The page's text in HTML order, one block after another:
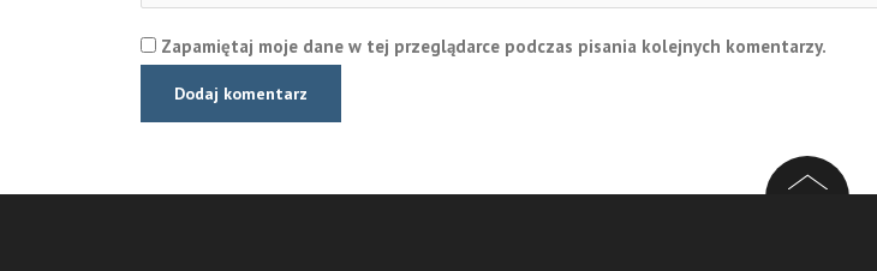
Zapamiętaj moje dane w tej przeglądarce podczas pisania kolejnych komentarzy.